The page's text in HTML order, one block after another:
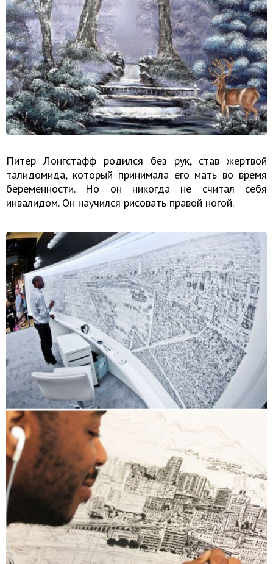
Питер Лонгстафф родился без рук, став жертвой
талидомида, который принимала его мать во время
беременности. Но он никогда не считал себя
инвалидом. Он научился рисовать правой ногой.